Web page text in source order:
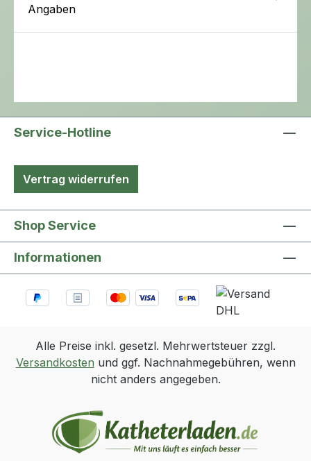
Angaben
Service-Hotline
Vertrag widerrufen
Shop Service
Informationen
Alle Preise inkl. gesetzl. Mehrwertsteuer zzgl.
Versandkosten und ggf. Nachnahmegebühren, wenn
nicht anders angegeben.